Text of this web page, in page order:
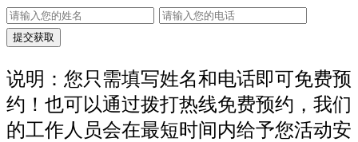
说明：您只需填写姓名和电话即可免费预
约！也可以通过拨打热线免费预约，我们
的工作人员会在最短时间内给予您活动安